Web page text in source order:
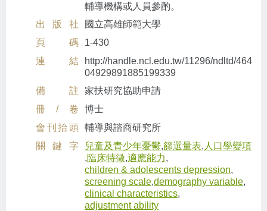
輔導機構或人員參酌。
出版社
國立高雄師範大學
頁碼
1-430
連結
http://handle.ncl.edu.tw/11296/ndltd/464
04929891885199339
備註
家扶研究協助申請
冊/卷
博士
會刊抬頭 輔導與諮商研究所
關鍵字
兒童及青少年憂鬱,篩選量表, 人口學變項
,臨床特徵,適應能力,
children & adolescents depression,
screening scale,demography variable,
clinical characteristics,
adjustment ability